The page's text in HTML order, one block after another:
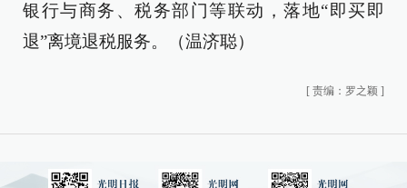
银行与商务、税务部门等联动，落地“即买即
退”离境退税服务。（温济聪）
[ 责编：罗之颖 ]